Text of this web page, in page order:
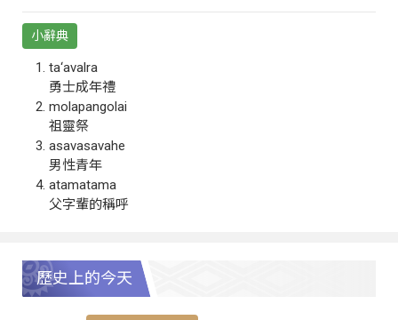
小辭典
ta‘avalra
勇士成年禮
molapangolai
祖靈祭
asavasavahe
男性青年
atamatama
父字輩的稱呼
歷史上的今天